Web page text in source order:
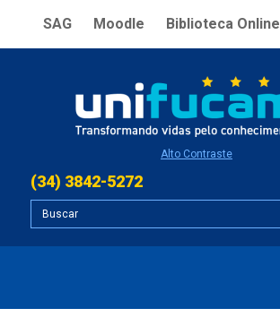
SAG Moodle Biblioteca Online
Alto Contraste
(34) 3842-5272